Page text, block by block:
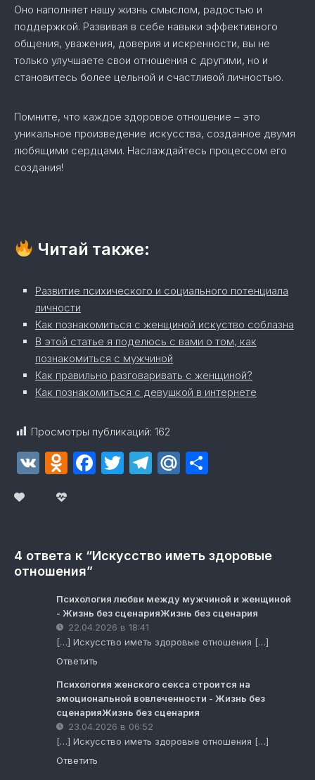
Оно наполняет нашу жизнь смыслом, радостью и
поддержкой. Развивая в себе навыки эффективного
общения, уважения, доверия и искренности, вы не
только улучшаете свои отношения с другими, но и
становитесь более цельной и счастливой личностью.
Помните, что каждое здоровое отношение – это
уникальное произведение искусства, созданное двумя
любящими сердцами. Наслаждайтесь процессом его
создания!
Читай также:
Развитие психического и социального потенциала
личности
Как познакомиться с женщиной искуство соблазна
В этой статье я поделюсь с вами о том, как
познакомиться с мужчиной
Как правильно разговаривать с женщиной?
Как познакомиться с девушкой в интернете
Просмотры публикаций: 162
VK Odnoklassniki
Facebook
Twitter
Telegram
Mail.Ru
4 ответа к “Искусство иметь здоровые
отношения”
Психология любви между мужчиной и женщиной
- Жизнь без сценарияЖизнь без сценария
22.04.2026 в 18:41
[…] Искусство иметь здоровые отношения […]
Ответить
Психология женского секса строится на
эмоциональной вовлеченности - Жизнь без
сценарияЖизнь без сценария
23.04.2026 в 06:52
[…] Искусство иметь здоровые отношения […]
Ответить